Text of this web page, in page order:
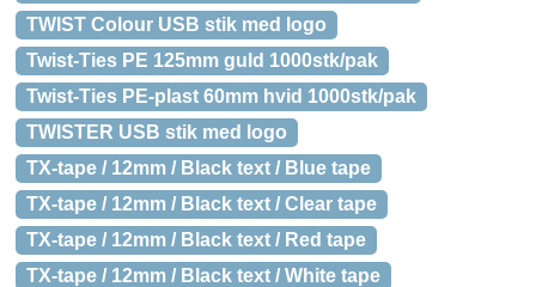
TWIST Colour USB stik med logo
Twist-Ties PE 125mm guld 1000stk/pak
Twist-Ties PE-plast 60mm hvid 1000stk/pak
TWISTER USB stik med logo
TX-tape / 12mm / Black text / Blue tape
TX-tape / 12mm / Black text / Clear tape
TX-tape / 12mm / Black text / Red tape
TX-tape / 12mm / Black text / White tape